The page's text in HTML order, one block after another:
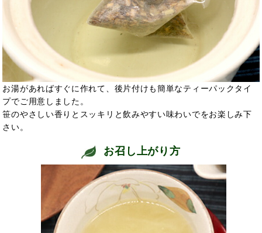
お湯があればすぐに作れて、後片付けも簡単なティーパックタイ
プでご用意しました。
笹のやさしい香りとスッキリと飲みやすい味わいでをお楽しみ下
さい。
お召し上がり方